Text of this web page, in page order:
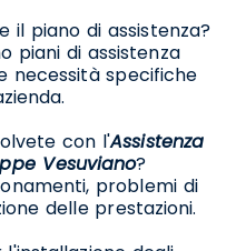
il piano di assistenza?
piani di assistenza
necessità specifiche
con l'Assistenza
Vesuviano?
problemi di
delle prestazioni.